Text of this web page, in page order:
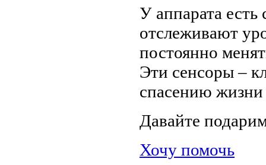
У аппарата
отслеживают
постоянно
Эти сенсоры –
спасению
Давайте
Хочу помочь